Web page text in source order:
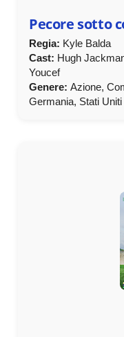
Pecore sotto
Regia: Kyle Balda
Cast: Hugh
Youcef
Genere: Azione,
Germania, Stati